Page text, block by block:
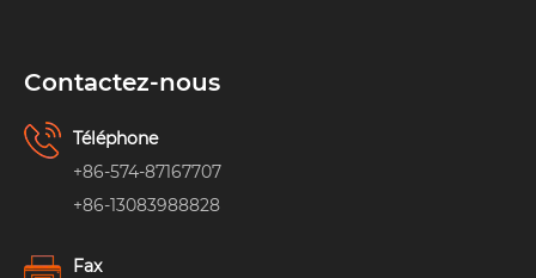
Contactez-nous
Téléphone
+86-574-87167707
+86-13083988828
Fax